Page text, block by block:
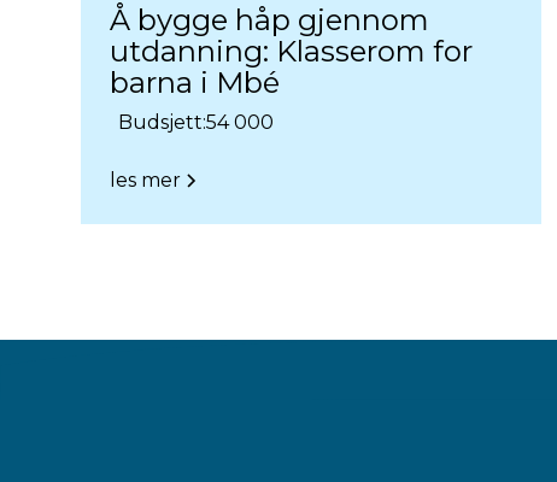
Å bygge håp gjennom
utdanning: Klasserom for
barna i Mbé
Budsjett:54 000
les mer